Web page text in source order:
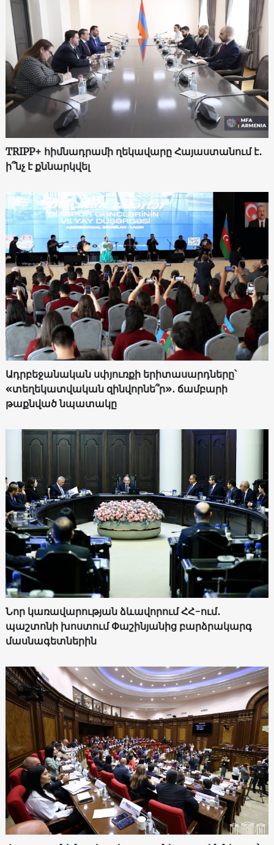
TRIPP+ հիմնադրամի ղեկավարը Հայաստանում է․
ի՞նչ է քննարկվել
Ադրբեջանական սփյուռքի երիտասարդները՝
«տեղեկատվական զինվորնե՞ր»․ ճամբարի
թաքնված նպատակը
Նոր կառավարության ձևավորում ՀՀ-ում․
պաշտոնի խոստում Փաշինյանից բարձրակարգ
մասնագետներին